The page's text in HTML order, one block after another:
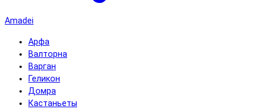
Amadei
Арфа
Валторна
Варган
Геликон
Домра
Кастаньеты